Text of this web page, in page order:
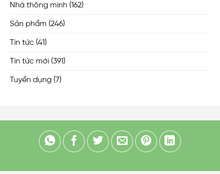
Nhà thông minh (162)
Sản phẩm (246)
Tin tức (41)
Tin tức mới (391)
Tuyển dụng (7)